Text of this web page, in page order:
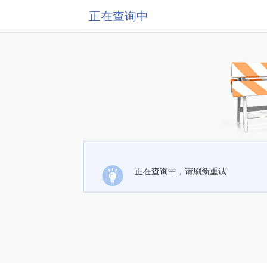
正在查询中
正在查询中，请刷新重试